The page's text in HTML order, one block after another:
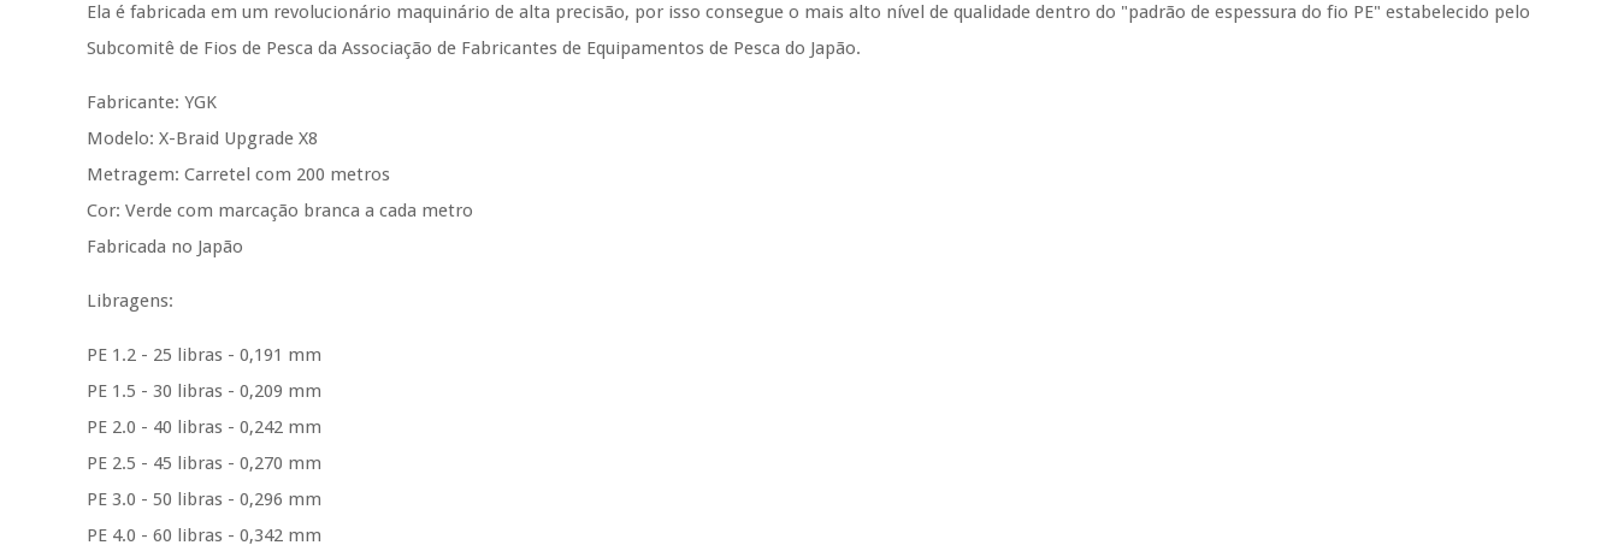
Ela é fabricada em um revolucionário maquinário de alta precisão, por isso consegue o mais alto nível de qualidade dentro do "padrão de espessura do fio PE" estabelecido pelo
Subcomitê de Fios de Pesca da Associação de Fabricantes de Equipamentos de Pesca do Japão.
Fabricante: YGK
Modelo: X-Braid Upgrade X8
Metragem: Carretel com 200 metros
Cor: Verde com marcação branca a cada metro
Fabricada no Japão
Libragens:
PE 1.2 - 25 libras - 0,191 mm
PE 1.5 - 30 libras - 0,209 mm
PE 2.0 - 40 libras - 0,242 mm
PE 2.5 - 45 libras - 0,270 mm
PE 3.0 - 50 libras - 0,296 mm
PE 4.0 - 60 libras - 0,342 mm